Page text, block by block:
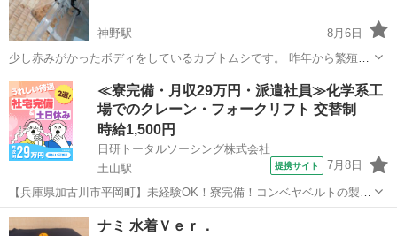
神野駅
8月6日
少し赤みがかったボディをしているカブトムシです。 昨年から繁殖さ
せているカブトムシの一匹ですのでワイルド個体ではございません。
足など欠損は一切ございません。 ♂単品での出品になります。 ご購入
された方にはおまけとしてプロゼ...
兵庫 加古川市 神野駅 その他
≪寮完備・月収29万円・派遣社員≫化学系工
場でのクレーン・フォークリフト 交替制
時給1,500円
日研トータルソーシング株式会社
土山駅
提携サイト 7月8日
【兵庫県加古川市平岡町】未経験OK！寮完備！コンベヤベルトの製造
《お仕事No.8A091》 お仕事について ベルトコンベアに使われるベル
ト部分のゴム製品の製造です。具体的には原料の投入や撹拌作業、ゴ
兵庫 加古川市 土山駅
ナミ 水着Ｖｅｒ．